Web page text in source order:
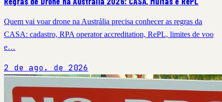
Quem vai voar drone na Austrália precisa conhecer as regras da
CASA: cadastro, RPA operator accreditation, RePL, limites de voo
e…
2 de ago. de 2026